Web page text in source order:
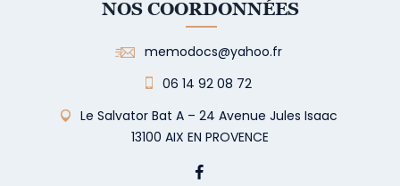
NOS COORDONNÉES
memodocs@yahoo.fr
06 14 92 08 72
Le Salvator Bat A – 24 Avenue Jules Isaac
13100 AIX EN PROVENCE